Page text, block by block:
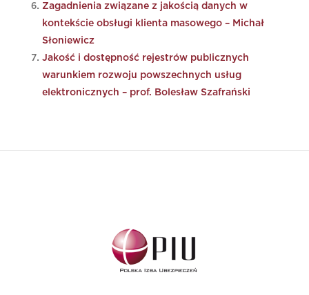
Zagadnienia związane z jakością danych w
kontekście obsługi klienta masowego – Michał
Słoniewicz
Jakość i dostępność rejestrów publicznych
warunkiem rozwoju powszechnych usług
elektronicznych – prof. Bolesław Szafrański